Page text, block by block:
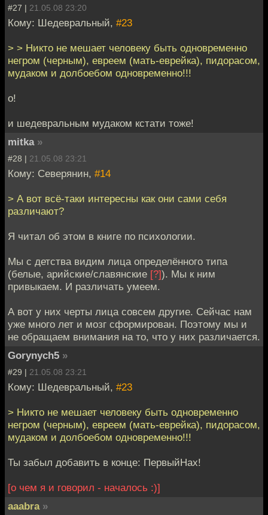
#27 | 21.05.08 23:20
Кому: Шедевральный, #23
> > Никто не мешает человеку быть одновременно
негром (черным), евреем (мать-еврейка), пидорасом,
мудаком и долбоебом одновременно!!!
о!
и шедевральным мудаком кстати тоже!
mitka »
#28 | 21.05.08 23:21
Кому: Северянин, #14
> А вот всё-таки интересны как они сами себя
различают?
Я читал об этом в книге по психологии.
Мы с детства видим лица определённого типа
(белые, арийские/славянские [?]). Мы к ним
привыкаем. И различать умеем.
А вот у них черты лица совсем другие. Сейчас нам
уже много лет и мозг сформирован. Поэтому мы и
не обращаем внимания на то, что у них различается.
Gorynych5 »
#29 | 21.05.08 23:21
Кому: Шедевральный, #23
> Никто не мешает человеку быть одновременно
негром (черным), евреем (мать-еврейка), пидорасом,
мудаком и долбоебом одновременно!!!
Ты забыл добавить в конце: ПервыйНах!
[о чем я и говорил - началось :)]
aaabra »